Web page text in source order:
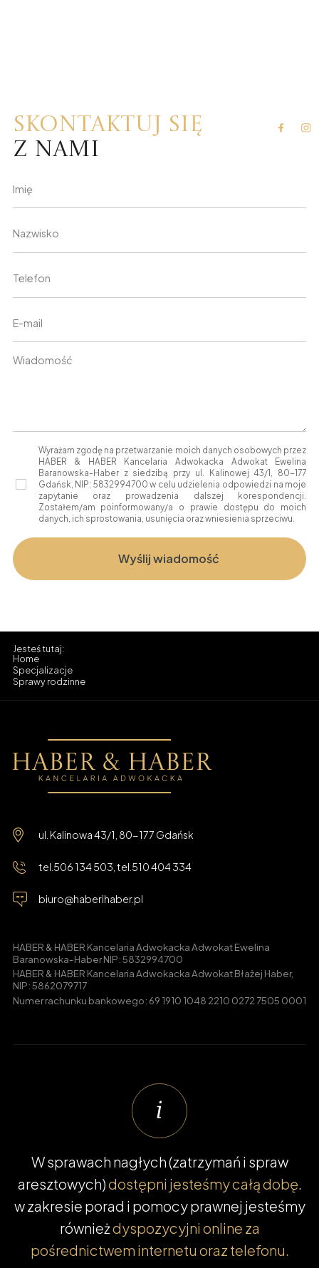
Skontaktuj się
z nami
Wyrażam zgodę na przetwarzanie moich danych osobowych przez
HABER & HABER Kancelaria Adwokacka Adwokat Ewelina
Baranowska-Haber z siedzibą przy ul. Kalinowej 43/1, 80-177
Gdańsk, NIP: 5832994700 w celu udzielenia odpowiedzi na moje
zapytanie oraz prowadzenia dalszej korespondencji.
Zostałem/am poinformowany/a o prawie dostępu do moich
danych, ich sprostowania, usunięcia oraz wniesienia sprzeciwu.
Home
Specjalizacje
Sprawy rodzinne
ul. Kalinowa 43/1, 80-177 Gdańsk
tel. 506 134 503 , tel. 510 404 334
biuro@haberihaber.pl
HABER & HABER Kancelaria Adwokacka Adwokat Ewelina
Baranowska-Haber NIP: 5832994700
HABER & HABER Kancelaria Adwokacka Adwokat Błażej Haber,
NIP: 5862079717
Numer rachunku bankowego: 69 1910 1048 2210 0272 7505 0001
W sprawach nagłych (zatrzymań i spraw
aresztowych)dostępni jesteśmy całą dobę.
w zakresie porad i pomocy prawnej jesteśmy
równieżdyspozycyjni online za
pośrednictwem internetu oraz telefonu.